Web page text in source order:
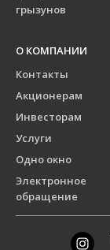
грызунов
О КОМПАНИИ
Контакты
Акционерам
Инвесторам
Услуги
Одно окно
Электронное
обращение